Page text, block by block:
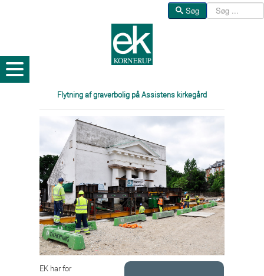
Søg Søg
Flytning af graverbolig på Assistens kirkegård
EK har for